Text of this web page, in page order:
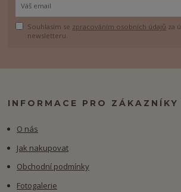
Souhlasím se zpracováním osobních údajů za
newsletteru.
INFORMACE PRO ZÁKAZNÍKY
O nás
Jak nakupovat
Obchodní podmínky
Fotogalerie